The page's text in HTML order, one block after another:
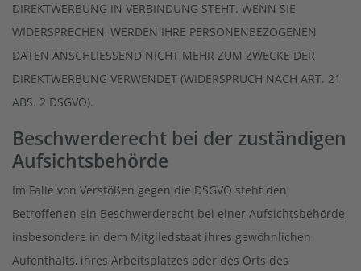
DIREKTWERBUNG IN VERBINDUNG STEHT. WENN SIE
WIDERSPRECHEN, WERDEN IHRE PERSONENBEZOGENEN
DATEN ANSCHLIESSEND NICHT MEHR ZUM ZWECKE DER
DIREKTWERBUNG VERWENDET (WIDERSPRUCH NACH ART. 21
ABS. 2 DSGVO).
Beschwerde­recht bei der zuständigen
Aufsichts­behörde
Im Falle von Verstößen gegen die DSGVO steht den
Betroffenen ein Beschwerderecht bei einer Aufsichtsbehörde,
insbesondere in dem Mitgliedstaat ihres gewöhnlichen
Aufenthalts, ihres Arbeitsplatzes oder des Orts des